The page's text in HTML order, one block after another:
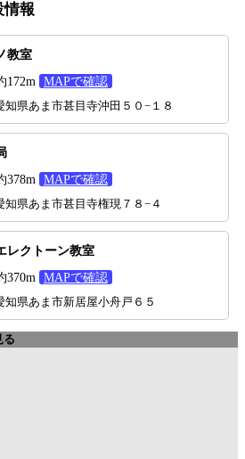
情報
教室
172m MAPで確認
知県あま市甚目寺沖田５０−１８
378m MAPで確認
知県あま市甚目寺権現７８−４
レクトーン教室
370m MAPで確認
知県あま市新居屋小舟戸６５
る